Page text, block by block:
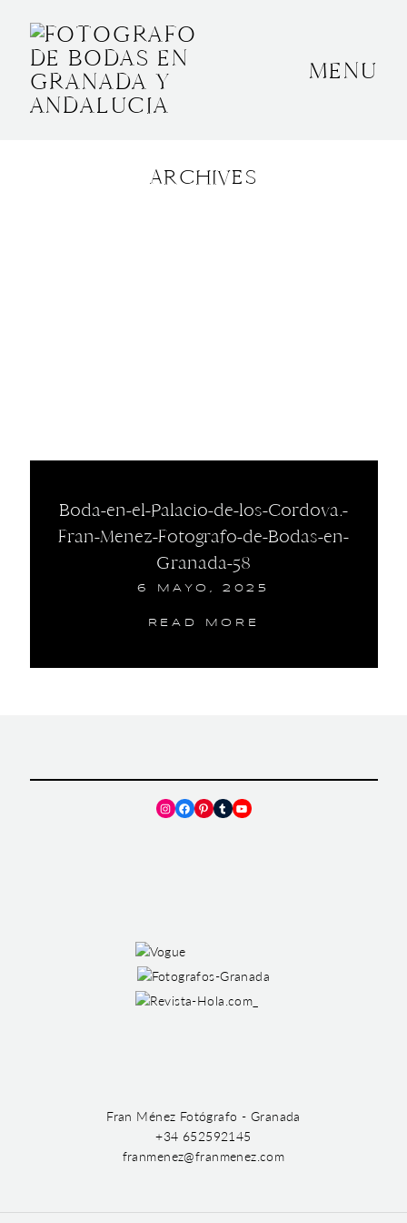
MENU
ARCHIVES
Boda-en-el-Palacio-de-los-Cordova.-
Fran-Menez-Fotografo-de-Bodas-en-
Granada-58
6 MAYO, 2025
READ MORE
BODAS
Instagram
Facebook
Pinterest
TumblrYouTube
Fran Ménez Fotógrafo - Granada
+34 652592145
franmenez@franmenez.com